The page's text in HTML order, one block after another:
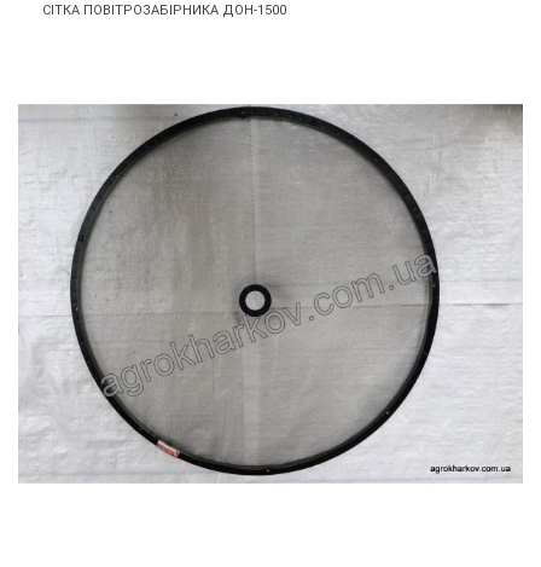
СІТКА ПОВІТРОЗАБІРНИКА ДОН-1500